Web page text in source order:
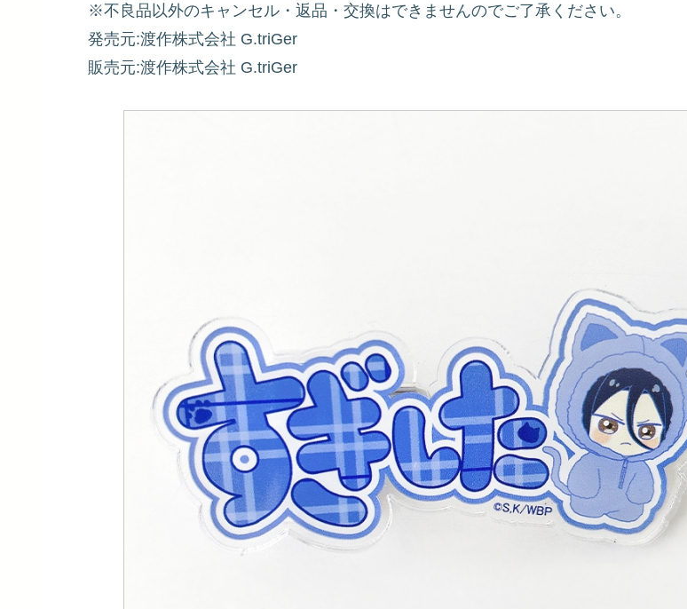
※不良品以外のキャンセル・返品・交換はできませんのでご了承ください。
発売元:渡作株式会社 G.triGer
販売元:渡作株式会社 G.triGer